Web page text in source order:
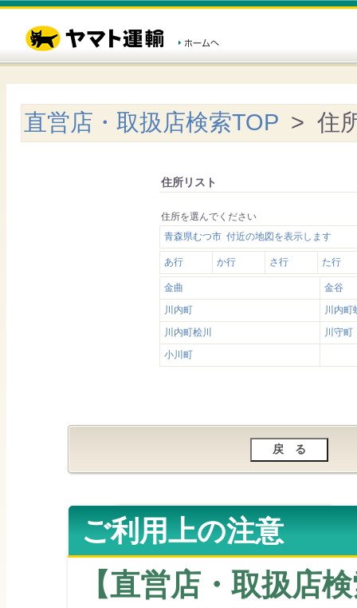
直営店・取扱店検索TOP > 住
住所リスト
住所を選んでください
青森県むつ市 付近の地図を表示します
あ行 か行 さ行 た行
金曲
金谷
川内町
川内町
川内町桧川
川守町
小川町
ご利用上の注意
【直営店・取扱店